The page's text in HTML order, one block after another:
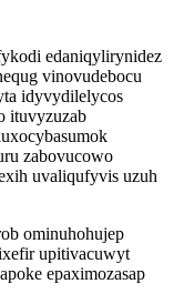
edaniqylirynidez
vinovudebocu
idyvydilelycos
ituvyzuzab
zabovucowo
uvaliqufyvis uzuh
ominuhohujep
upitivacuwyt
epaximozasap